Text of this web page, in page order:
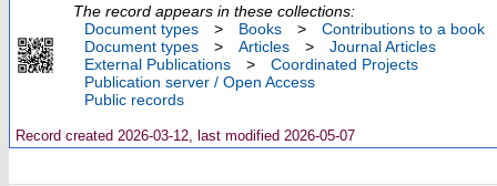
The record appears in these collections:
Document types
> Books >
Contributions to a book
Document types
> Articles >
Journal Articles
External Publications
>
Coordinated Projects
Publication server / Open Access
Public records
Record created 2026-03-12, last modified 2026-05-07